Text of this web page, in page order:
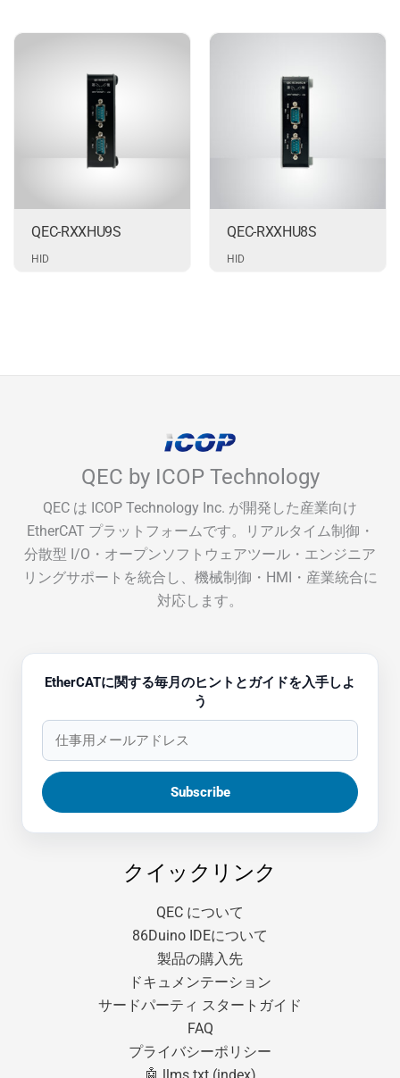
QEC-RXXHU9S
HID
QEC-RXXHU8S
HID
QEC by ICOP Technology
QEC は ICOP Technology Inc. が開発した産業向け
EtherCAT プラットフォームです。リアルタイム制御・
分散型 I/O・オープンソフトウェアツール・エンジニア
リングサポートを統合し、機械制御・HMI・産業統合に
対応します。
EtherCATに関する毎月のヒントとガイドを入手しよ
う
クイックリンク
QEC について
86Duino IDEについて
製品の購入先
ドキュメンテーション
サードパーティ スタートガイド
FAQ
プライバシーポリシー
🤖 llms.txt (index)